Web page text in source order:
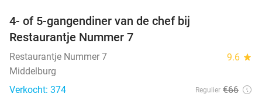
4- of 5-gangendiner van de chef bij
Restaurantje Nummer 7
Restaurantje Nummer 7 9.6 star
Middelburg
Verkocht: 374
Regulier €66